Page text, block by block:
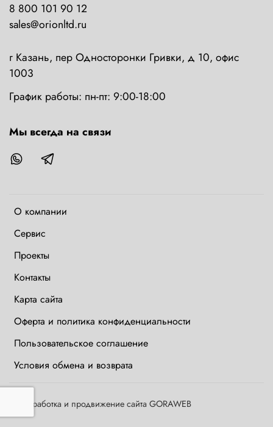
О компании
Сервис
Проекты
Контакты
Карта сайта
Оферта и политика конфиденциальности
Пользовательское соглашение
Условия обмена и возврата
8 800 101 90 12
sales@orionltd.ru
г Казань, пер Односторонки Гривки, д 10, офис
1003
График работы: пн-пт: 9:00-18:00
Мы всегда на связи
Разработка и продвижение сайта GORAWEB